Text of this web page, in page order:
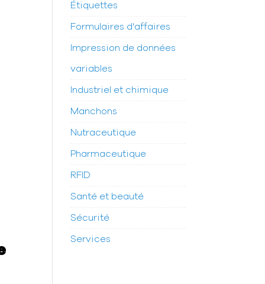
Étiquettes
Formulaires d'affaires
Impression de données
variables
Industriel et chimique
Manchons
Nutraceutique
Pharmaceutique
RFID
Santé et beauté
Sécurité
Services